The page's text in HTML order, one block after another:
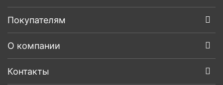
Покупателям
О компании
Контакты